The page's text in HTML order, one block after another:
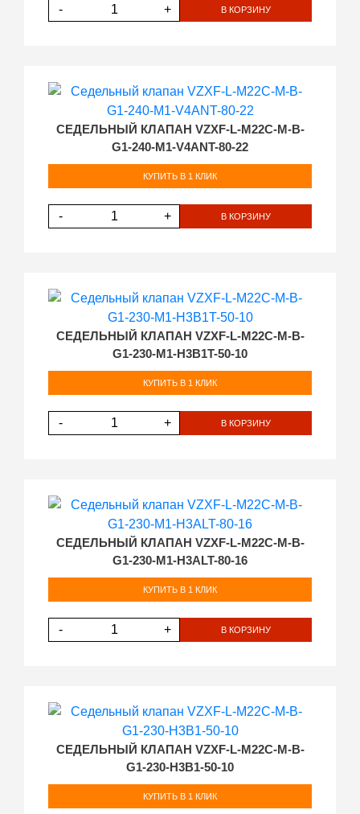
- + В КОРЗИНУ
СЕДЕЛЬНЫЙ КЛАПАН VZXF-L-M22C-M-B-
G1-240-M1-V4ANT-80-22
КУПИТЬ В 1 КЛИК
- + В КОРЗИНУ
СЕДЕЛЬНЫЙ КЛАПАН VZXF-L-M22C-M-B-
G1-230-M1-H3B1T-50-10
КУПИТЬ В 1 КЛИК
- + В КОРЗИНУ
СЕДЕЛЬНЫЙ КЛАПАН VZXF-L-M22C-M-B-
G1-230-M1-H3ALT-80-16
КУПИТЬ В 1 КЛИК
- + В КОРЗИНУ
СЕДЕЛЬНЫЙ КЛАПАН VZXF-L-M22C-M-B-
G1-230-H3B1-50-10
КУПИТЬ В 1 КЛИК